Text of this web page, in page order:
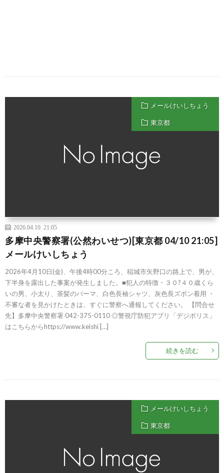
メールけいしちょう
東京都
2026.04.10 21:05
多摩中央警察署(公然わいせつ)[東京都 04/10 21:05]
メールけいしちょう
2026年4月10日(金)、午後4時00分ころ、稲城市矢野口の路上で、男が、
下半身を露出した事案が発生しました。■犯人の特徴・３０?４０歳くら
いの男、小太り、茶髪のパーマ、白色長袖シャツ、灰色長ズボン着用 ・
不審な者を見かけたときは、すぐに警察へ通報してください。 【問合せ
先】多摩中央警察署 042-375-0110 ◎警視庁防犯アプリ「デジポリス」
はこちらからhttps://www.keishi […]
続きを読む
メールけいしちょう
東京都